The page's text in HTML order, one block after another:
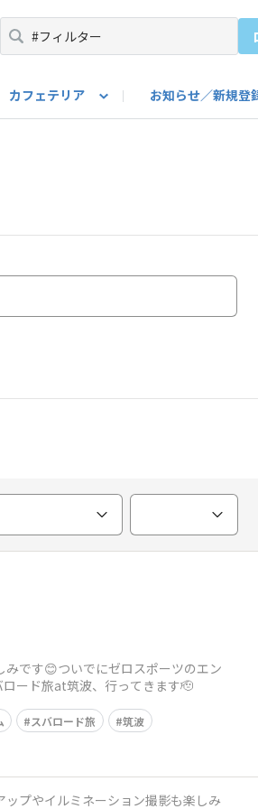
カフェテリア お知らせ／新規登
です😊ついでにゼロスポーツのエン
ード旅at筑波、行ってきます🫡
スバロード旅 筑波